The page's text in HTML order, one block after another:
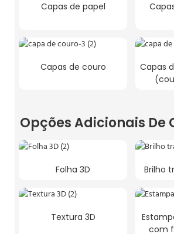
Capas de papel
Capas de couro
Capas
Opções Adicionais De
Folha 3D Brilho
Textura 3D
com